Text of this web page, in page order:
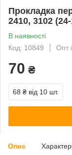
Прокладка
2410, 3102
В наявності
Код: 10849
Опт
70 ₴
68 ₴ від 10 шт.
Опис